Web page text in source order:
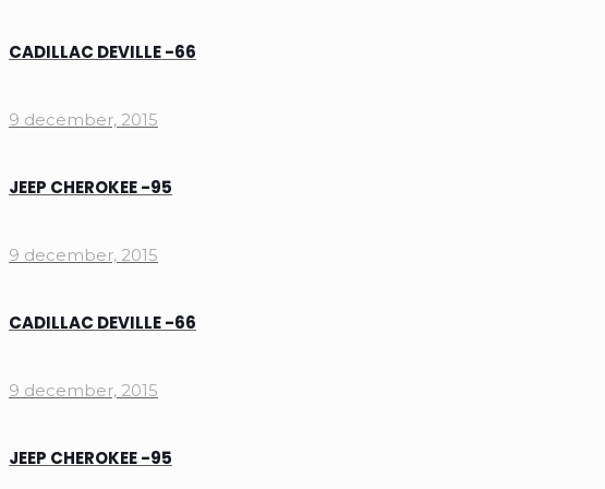
CADILLAC DEVILLE -66
9 december, 2015
JEEP CHEROKEE -95
9 december, 2015
CADILLAC DEVILLE -66
9 december, 2015
JEEP CHEROKEE -95